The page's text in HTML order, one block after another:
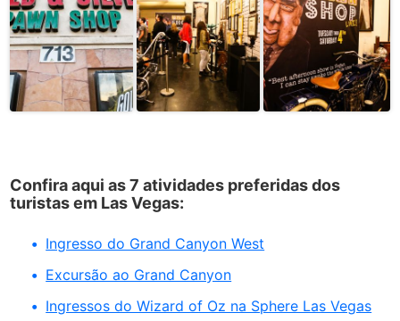
Confira aqui as 7 atividades preferidas dos
turistas em Las Vegas:
Ingresso do Grand Canyon West
Excursão ao Grand Canyon
Ingressos do Wizard of Oz na Sphere Las Vegas